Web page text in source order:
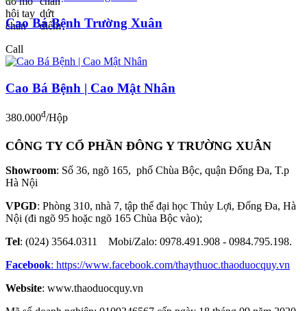
Cao Bá Bệnh Trường Xuân
Call
Cao Bá Bệnh | Cao Mật Nhân
380.000đ/Hộp
CÔNG TY CỔ PHẦN ĐÔNG Y TRƯỜNG XUÂN
Showroom: Số 36, ngõ 165, phố Chùa Bộc, quận Đống Đa, T.p
Hà Nội
VPGD: Phòng 310, nhà 7, tập thể đại học Thủy Lợi, Đống Đa, Hà
Nội (đi ngõ 95 hoặc ngõ 165 Chùa Bộc vào);
Tel: (024) 3564.0311 Mobi/Zalo: 0978.491.908 - 0984.795.198.
Facebook: https://www.facebook.com/thaythuoc.thaoduocquy.vn
Website: www.thaoduocquy.vn